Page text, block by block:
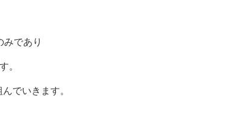
であり
。
でいきます。